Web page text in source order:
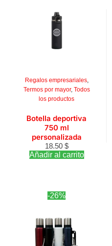
Regalos empresariales,
Termos por mayor, Todos
los productos
Botella deportiva
750 ml
personalizada
18.50 $
Añadir al carrito
-26%